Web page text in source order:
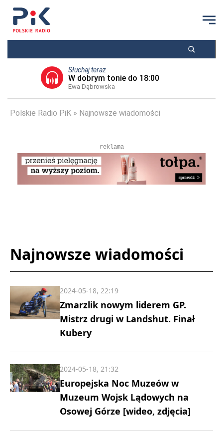
Słuchaj teraz
W dobrym tonie do 18:00
Ewa Dąbrowska
Polskie Radio PiK Najnowsze wiadomości
reklama
Najnowsze wiadomości
Zmarzlik nowym liderem GP.
Mistrz drugi w Landshut. Finał
Kubery
2024-05-18, 22:19
Europejska Noc Muzeów w
Muzeum Wojsk Lądowych na
Osowej Górze [wideo, zdjęcia]
2024-05-18, 21:32